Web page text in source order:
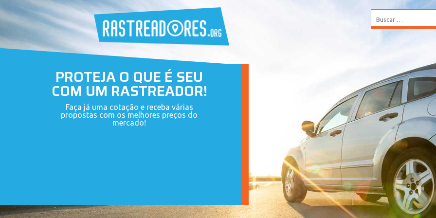
PROTEJA O QUE É SEU
COM UM RASTREADOR!
Faça já uma cotação e receba várias
propostas com os melhores preços do
mercado!